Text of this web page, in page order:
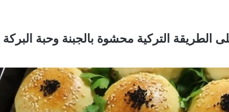
الطريقة التركية محشوة بالجبنة وحبة البركة